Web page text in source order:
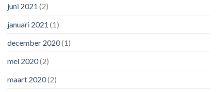
juni 2021 (2)
januari 2021 (1)
december 2020(1)
mei 2020(2)
maart 2020(2)